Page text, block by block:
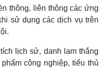
thông, liên thông các ứng
sử dụng các dịch vụ trên
lịch sử, danh lam thắng
công nghiệp, tiểu thủ